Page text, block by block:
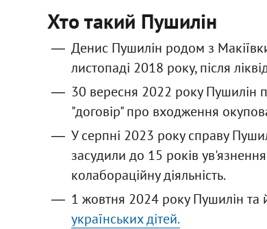
Хто такий Пушилін
Денис Пушилін родом з
листопаді 2018 року, після
30 вересня 2022 року Пушилін
"договір" про входження
У серпні 2023 року справу
засудили до 15 років ув'язнення
колабораційну діяльність.
1 жовтня 2024 року Пушилін та
українських дітей.